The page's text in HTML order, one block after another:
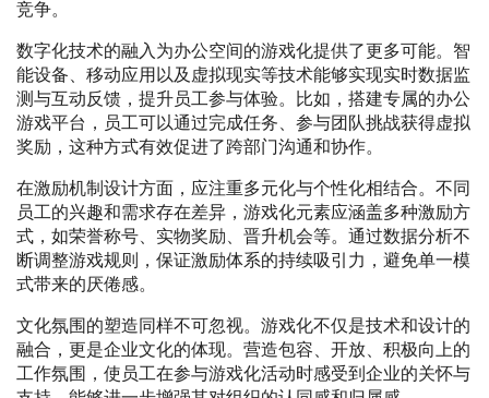
竞争。
数字化技术的融入为办公空间的游戏化提供了更多可能。智
能设备、移动应用以及虚拟现实等技术能够实现实时数据监
测与互动反馈，提升员工参与体验。比如，搭建专属的办公
游戏平台，员工可以通过完成任务、参与团队挑战获得虚拟
奖励，这种方式有效促进了跨部门沟通和协作。
在激励机制设计方面，应注重多元化与个性化相结合。不同
员工的兴趣和需求存在差异，游戏化元素应涵盖多种激励方
式，如荣誉称号、实物奖励、晋升机会等。通过数据分析不
断调整游戏规则，保证激励体系的持续吸引力，避免单一模
式带来的厌倦感。
文化氛围的塑造同样不可忽视。游戏化不仅是技术和设计的
融合，更是企业文化的体现。营造包容、开放、积极向上的
工作氛围，使员工在参与游戏化活动时感受到企业的关怀与